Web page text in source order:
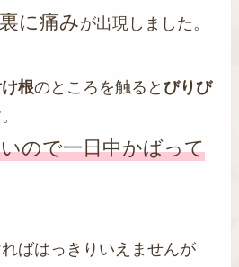
に痛みが出現しました。
根のところを触るとびりび
ので一日中かばって
ばはっきりいえませんが